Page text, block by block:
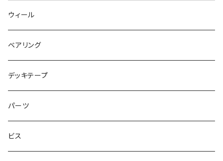
キャップ
アウター
シャツ
トップス
スエット
NIKE SB PS8
NIKE SB DUNK
NM933
ゴツいシューズ最高！
Small Shoes
7.7インチ
8インチ
8.2インチ
7.2インチ
7.3インチ
7.5インチ
7.7インチ
7.8インチ
ウィール
ベアリング
デッキテープ
パーツ
ビス